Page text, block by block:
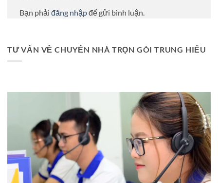
Bạn phải đăng nhậpđể gửi bình luận.
TƯ VẤN VỀ CHUYỂN NHÀ TRỌN GÓI TRUNG HIẾU